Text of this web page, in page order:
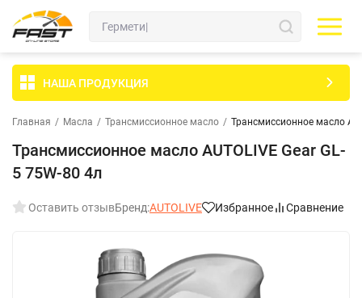
НАША ПРОДУКЦИЯ
Главная / Масла / Трансмиссионное масло / Трансмиссионное масло
Трансмиссионное масло AUTOLIVE Gear GL-
5 75W-80 4л
Оставить отзывБренд:AUTOLIVE Избранное Сравнение